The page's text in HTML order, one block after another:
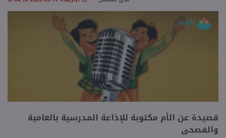
قصيدة عن الأم مكتوبة للإذاعة المدرسية بالعامية
والفصحى